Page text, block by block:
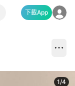
下載App
1/4